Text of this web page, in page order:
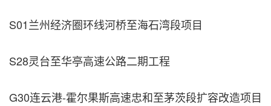
S01兰州经济圈环线河桥至海石湾段项目
S28灵台至华亭高速公路二期工程
G30连云港-霍尔果斯高速忠和至茅茨段扩容改造项目